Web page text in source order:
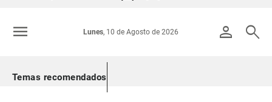
Colombia
person search
Lunes, 10 de Agosto de 2026
menu
Temas recomendados